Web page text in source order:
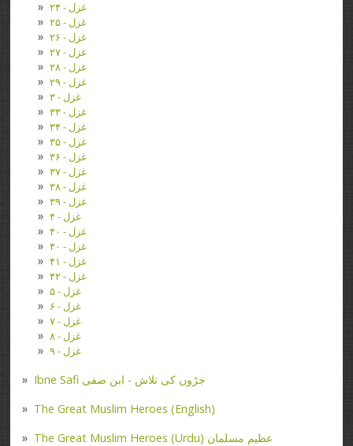
غزل - ۲۴
غزل - ۲۵
غزل - ۲۶
غزل - ۲۷
غزل - ۲۸
غزل - ۲۹
غزل - ۳
غزل - ۳۳
غزل - ۳۴
غزل - ۳۵
غزل - ۳۶
غزل - ۳۷
غزل - ۳۸
غزل - ۳۹
غزل - ۴
غزل - ۴۰
غزل - ۴۰
غزل - ۴۱
غزل - ۴۲
غزل - ۵
غزل - ۶
غزل - ۷
غزل - ۸
غزل - ۹
Ibne Safi جڑوں کی تلاش - ابن صفی
The Great Muslim Heroes (English)
The Great Muslim Heroes (Urdu) عظیم مسلمان